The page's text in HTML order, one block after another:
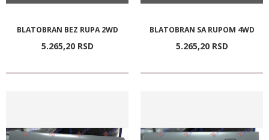
BLATOBRAN BEZ RUPA 2WD
5.265,20 RSD
BLATOBRAN SA RUPOM 4WD
5.265,20 RSD